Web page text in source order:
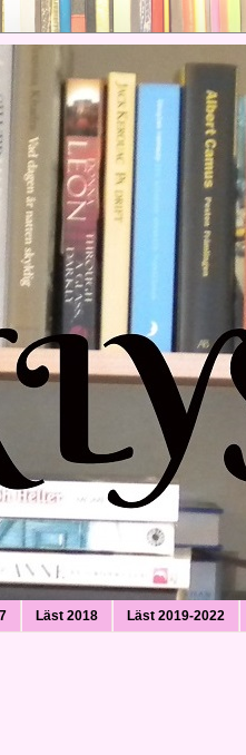
Läst 2018 Läst 2019-2022